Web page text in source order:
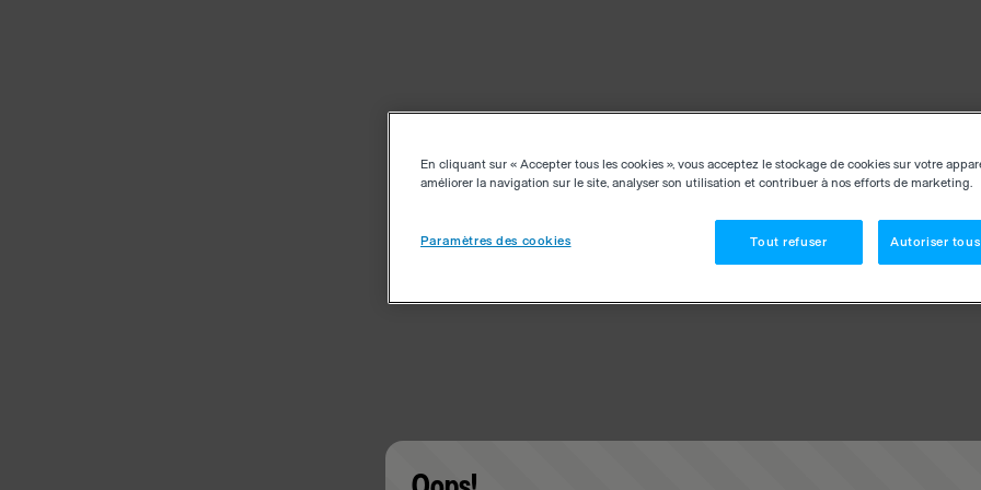
En cliquant sur « Accepter tous les cookies », vous acceptez le stockage de cookies sur votre
améliorer la navigation sur le site, analyser son utilisation et contribuer à nos efforts de marketing.
Paramètres des cookies Tout refuser Autoriser